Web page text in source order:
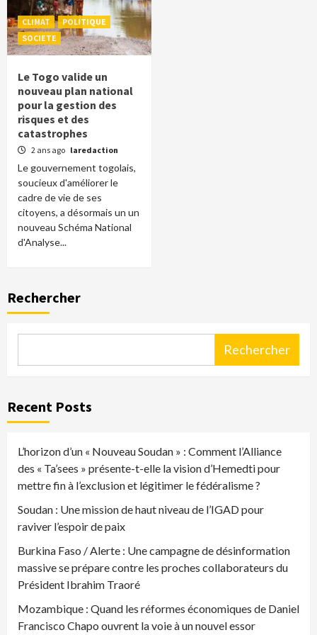
CLIMAT
POLITIQUE
SOCIETE
Le Togo valide un
nouveau plan national
pour la gestion des
risques et des
catastrophes
2 ans ago laredaction
Le gouvernement togolais,
soucieux d'améliorer le
cadre de vie de ses
citoyens, a désormais un un
nouveau Schéma National
d'Analyse...
Rechercher
Rechercher
Recent Posts
L’horizon d’un « Nouveau Soudan » : Comment l’Alliance
des « Ta’sees » présente-t-elle la vision d’Hemedti pour
mettre fin à l’exclusion et légitimer le fédéralisme ?
Soudan : Une mission de haut niveau de l’IGAD pour
raviver l’espoir de paix
Burkina Faso / Alerte : Une campagne de désinformation
massive se prépare contre les proches collaborateurs du
Président Ibrahim Traoré
Mozambique : Quand les réformes économiques de Daniel
Francisco Chapo ouvrent la voie à un nouvel essor